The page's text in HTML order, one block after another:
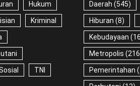
Hukum
Kriminal
TNI
Daerah (545)
Hiburan (8)
Kebudayaan
Metropolis
Pemerintahan